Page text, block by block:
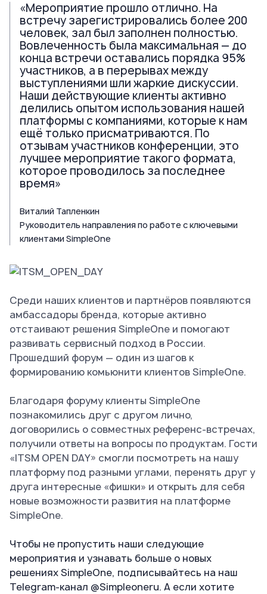
«Мероприятие прошло отлично. На
встречу зарегистрировались более 200
человек, зал был заполнен полностью.
Вовлеченность была максимальная — до
конца встречи оставались порядка 95%
участников, а в перерывах между
выступлениями шли жаркие дискуссии.
Наши действующие клиенты активно
делились опытом использования нашей
платформы с компаниями, которые к нам
ещё только присматриваются. По
отзывам участников конференции, это
лучшее мероприятие такого формата,
которое проводилось за последнее
время»
Виталий Тапленкин
Руководитель направления по работе с ключевыми
клиентами SimpleOne
Среди наших клиентов и партнёров появляются
амбассадоры бренда, которые активно
отстаивают решения SimpleOne и помогают
развивать сервисный подход в России.
Прошедший форум — один из шагов к
формированию комьюнити клиентов SimpleOne.
Благодаря форуму клиенты SimpleOne
познакомились друг с другом лично,
договорились о совместных референс-встречах,
получили ответы на вопросы по продуктам. Гости
«ITSM OPEN DAY» смогли посмотреть на нашу
платформу под разными углами, перенять друг у
друга интересные «фишки» и открыть для себя
новые возможности развития на платформе
SimpleOne.
Чтобы не пропустить наши следующие
мероприятия и узнавать больше о новых
решениях SimpleOne, подписывайтесь на наш
Telegram-канал @Simpleoneru. А если хотите